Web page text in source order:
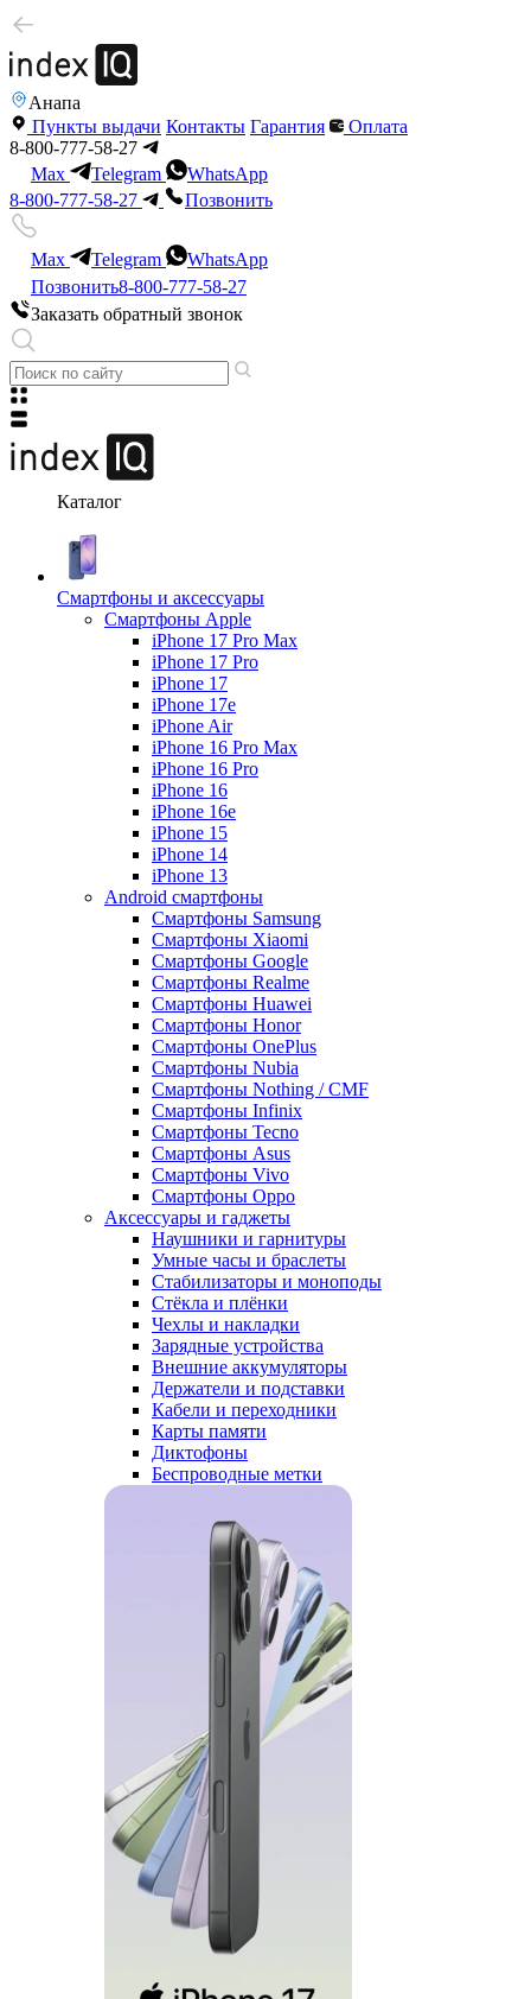
Анапа
Пункты выдачи Контакты Гарантия
Оплата
8-800-777-58-27
Max
Telegram
WhatsApp
8-800-777-58-27
Позвонить
Max Telegram
WhatsApp
Позвонить8-800-777-58-27
Заказать обратный звонок
Каталог
Смартфоны и аксессуары
Смартфоны Apple
iPhone 17 Pro Max
iPhone 17 Pro
iPhone 17
iPhone 17e
iPhone Air
iPhone 16 Pro Max
iPhone 16 Pro
iPhone 16
iPhone 16e
iPhone 15
iPhone 14
iPhone 13
Android cмартфоны
Смартфоны Samsung
Смартфоны Xiaomi
Смартфоны Google
Смартфоны Realme
Смартфоны Huawei
Смартфоны Honor
Смартфоны OnePlus
Смартфоны Nubia
Смартфоны Nothing / CMF
Смартфоны Infinix
Смартфоны Tecno
Смартфоны Asus
Смартфоны Vivo
Смартфоны Oppo
Аксессуары и гаджеты
Наушники и гарнитуры
Умные часы и браслеты
Стабилизаторы и моноподы
Стёкла и плёнки
Чехлы и накладки
Зарядные устройства
Внешние аккумуляторы
Держатели и подставки
Кабели и переходники
Карты памяти
Диктофоны
Беспроводные метки